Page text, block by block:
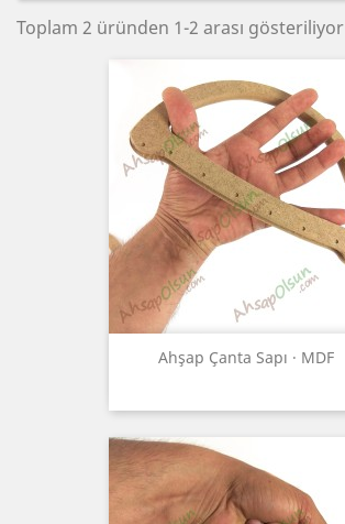
Toplam 2 üründen 1-2 arası gösteriliyor
Ahşap Çanta Sapı · MDF